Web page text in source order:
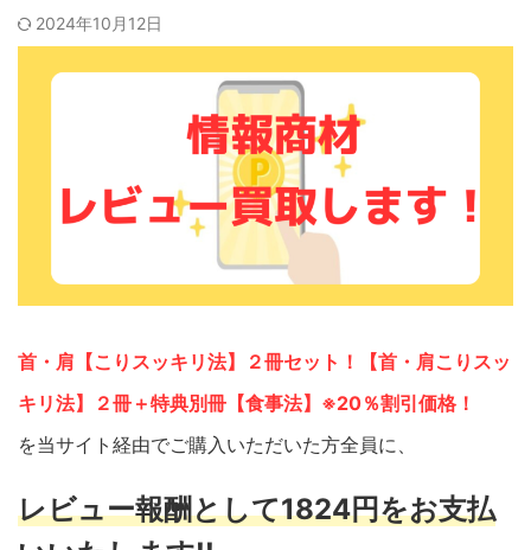
2024年10月12日
首・肩【こりスッキリ法】２冊セット！【首・肩こりスッ
キリ法】２冊＋特典別冊【食事法】※20％割引価格！
を当サイト経由でご購入いただいた方全員に、
レビュー報酬として1824円をお支払